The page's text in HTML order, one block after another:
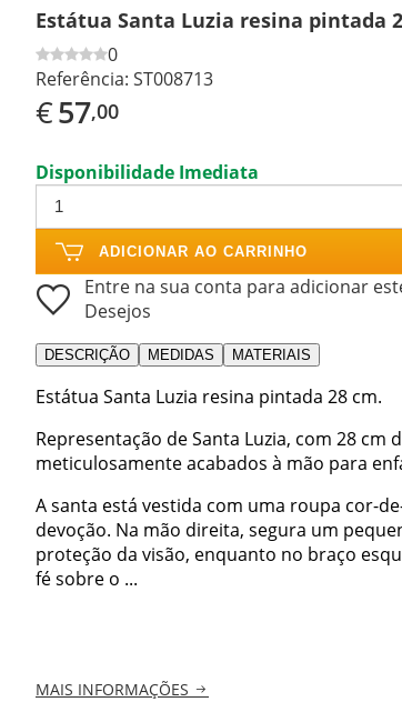
Estátua Santa Luzia resina pintada
0
Referência: ST008713
€57,00
Disponibilidade Imediata
ADICIONAR AO CARRINHO
Entre na sua conta para adicionar
Desejos
DESCRIÇÃO MEDIDAS MATERIAIS
Estátua Santa Luzia resina pintada 28 cm.
Representação de Santa Luzia, com 28
meticulosamente acabados à mão para
A santa está vestida com uma roupa cor-
devoção. Na mão direita, segura um
proteção da visão, enquanto no braço
fé sobre o ...
MAIS INFORMAÇÕES